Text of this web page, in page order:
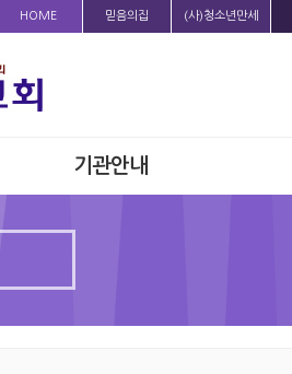
HOME 믿음의집 (사)청소년만세
기관안내